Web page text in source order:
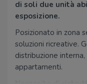
di soli due unità
esposizione.
Posizionato in zona
soluzioni ricreative.
distribuzione
appartamenti.